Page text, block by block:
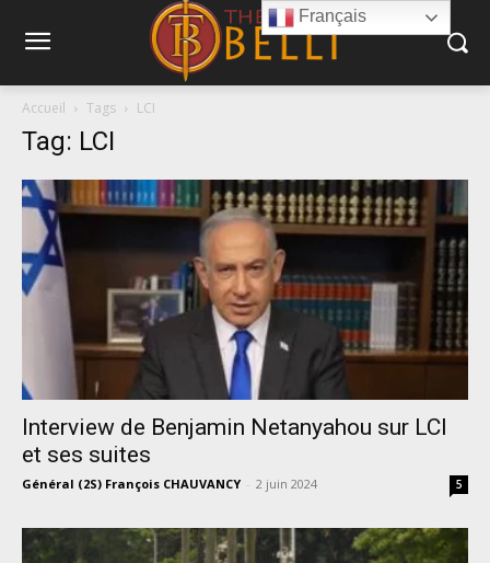
Accueil Tags LCI
Tag: LCI
Interview de Benjamin Netanyahou sur LCI
et ses suites
Général (2S) François CHAUVANCY - 2 juin 2024 5
Français